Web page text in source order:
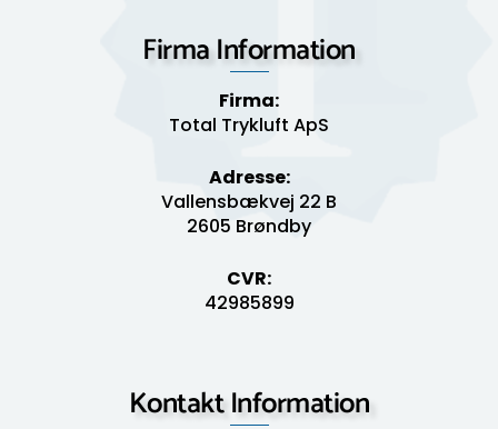
Firma Information
Firma:
Total Trykluft ApS
Adresse:
Vallensbækvej 22 B
2605 Brøndby
CVR:
42985899
Kontakt Information